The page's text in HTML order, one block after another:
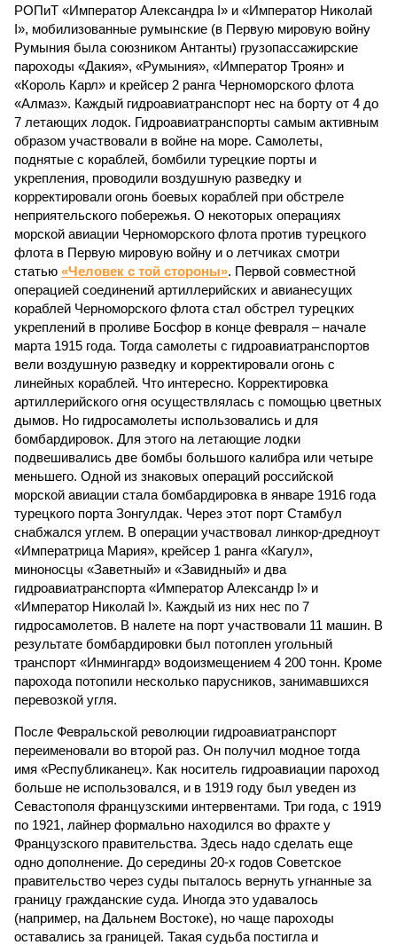
РОПиТ «Император Александра I» и «Император Николай
I», мобилизованные румынские (в Первую мировую войну
Румыния была союзником Антанты) грузопассажирские
пароходы «Дакия», «Румыния», «Император Троян» и
«Король Карл» и крейсер 2 ранга Черноморского флота
«Алмаз». Каждый гидроавиатранспорт нес на борту от 4 до
7 летающих лодок. Гидроавиатранспорты самым активным
образом участвовали в войне на море. Самолеты,
поднятые с кораблей, бомбили турецкие порты и
укрепления, проводили воздушную разведку и
корректировали огонь боевых кораблей при обстреле
неприятельского побережья. О некоторых операциях
морской авиации Черноморского флота против турецкого
флота в Первую мировую войну и о летчиках смотри
статью «Человек с той стороны». Первой совместной
операцией соединений артиллерийских и авианесущих
кораблей Черноморского флота стал обстрел турецких
укреплений в проливе Босфор в конце февраля – начале
марта 1915 года. Тогда самолеты с гидроавиатранспортов
вели воздушную разведку и корректировали огонь с
линейных кораблей. Что интересно. Корректировка
артиллерийского огня осуществлялась с помощью цветных
дымов. Но гидросамолеты использовались и для
бомбардировок. Для этого на летающие лодки
подвешивались две бомбы большого калибра или четыре
меньшего. Одной из знаковых операций российской
морской авиации стала бомбардировка в январе 1916 года
турецкого порта Зонгулдак. Через этот порт Стамбул
снабжался углем. В операции участвовал линкор-дредноут
«Императрица Мария», крейсер 1 ранга «Кагул»,
миноносцы «Заветный» и «Завидный» и два
гидроавиатранспорта «Император Александр I» и
«Император Николай I». Каждый из них нес по 7
гидросамолетов. В налете на порт участвовали 11 машин. В
результате бомбардировки был потоплен угольный
транспорт «Инмингард» водоизмещением 4 200 тонн. Кроме
парохода потопили несколько парусников, занимавшихся
перевозкой угля.
После Февральской революции гидроавиатранспорт
переименовали во второй раз. Он получил модное тогда
имя «Республиканец». Как носитель гидроавиации пароход
больше не использовался, и в 1919 году был уведен из
Севастополя французскими интервентами. Три года, с 1919
по 1921, лайнер формально находился во фрахте у
Французского правительства. Здесь надо сделать еще
одно дополнение. До середины 20-х годов Советское
правительство через суды пыталось вернуть угнанные за
границу гражданские суда. Иногда это удавалось
(например, на Дальнем Востоке), но чаще пароходы
оставались за границей. Такая судьба постигла и